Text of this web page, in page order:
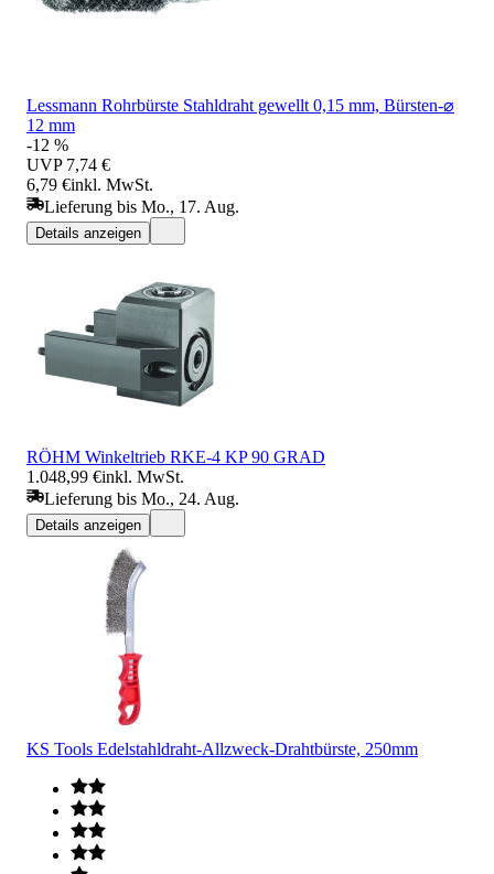
Lessmann Rohrbürste Stahldraht gewellt 0,15 mm, Bürsten-⌀
12 mm
-12 %
UVP 7,74 €
6,79 €inkl. MwSt.
Lieferung bis Mo., 17. Aug.
Details anzeigen
RÖHM Winkeltrieb RKE-4 KP 90 GRAD
1.048,99 €inkl. MwSt.
Lieferung bis Mo., 24. Aug.
Details anzeigen
KS Tools Edelstahldraht-Allzweck-Drahtbürste, 250mm